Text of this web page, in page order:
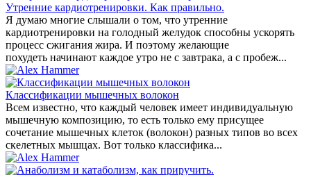
Утренние кардиотренировки. Как правильно.
Я думаю многие слышали о том, что утренние
кардиотренировки на голодный желудок способны ускорять
процесс сжигания жира. И поэтому желающие
похудеть начинают каждое утро не с завтрака, а с пробеж...
Классификации мышечных волокон
Всем известно, что каждый человек имеет индивидуальную
мышечную композицию, то есть только ему присущее
сочетание мышечных клеток (волокон) разных типов во всех
скелетных мышцах. Вот только классифика...